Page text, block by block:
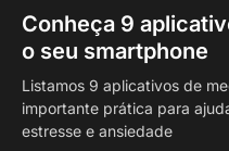
Conheça 9
o seu smartphone
Listamos 9 aplicativos de
importante prática para
estresse e ansiedade